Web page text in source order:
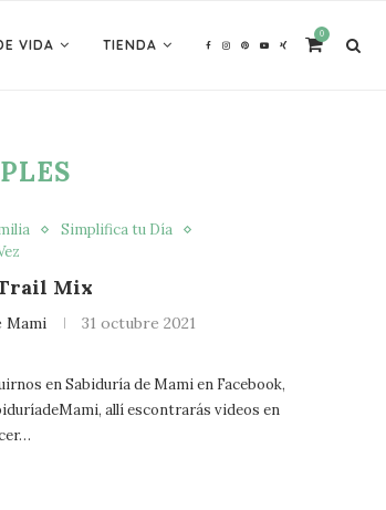
VIDA TIENDA
0
Simplifica tu Día
Mix
Mami 31 octubre 2021
en Sabiduría de Mami en Facebook,
allí escontrarás videos en